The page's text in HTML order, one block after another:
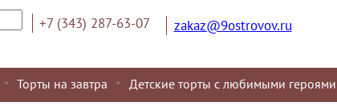
+7 (343) 287-63-07 zakaz@9ostrovov.ru
Торты на завтра Детские торты с любимыми героями